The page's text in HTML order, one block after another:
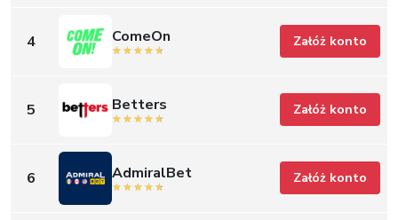
4 ComeOn Załóż konto
5 Betters Załóż konto
6 AdmiralBet Załóż konto